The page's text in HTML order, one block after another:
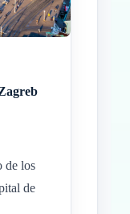
de los
de